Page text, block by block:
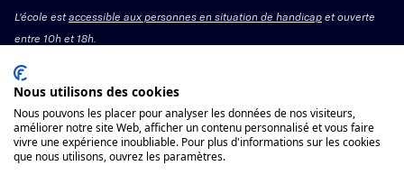
L'école estaccessible aux personnes en situation de handicap et ouverte
entre 10h et 18h.
Mentions légales – CGV
Organisme de formation enregistré sous le numéro
11755662775 auprès du préfet de région Île-de-France.
Nous utilisons des cookies
Nous pouvons les placer pour analyser les données de nos visiteurs,
améliorer notre site Web, afficher un contenu personnalisé et vous faire
vivre une expérience inoubliable. Pour plus d'informations sur les cookies
que nous utilisons, ouvrez les paramètres.